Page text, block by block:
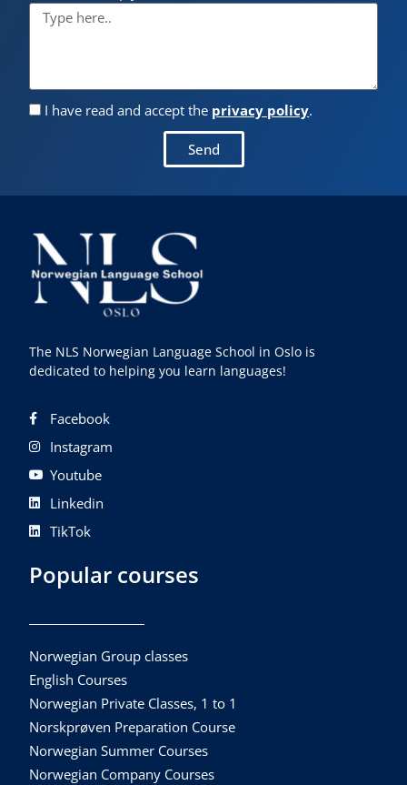
I have read and accept the privacy policy.
Send
The NLS Norwegian Language School in Oslo is
dedicated to helping you learn languages!
Facebook
Instagram
Youtube
Linkedin
TikTok
Popular courses
Norwegian Group classes
English Courses
Norwegian Private Classes, 1 to 1
Norskprøven Preparation Course
Norwegian Summer Courses
Norwegian Company Courses